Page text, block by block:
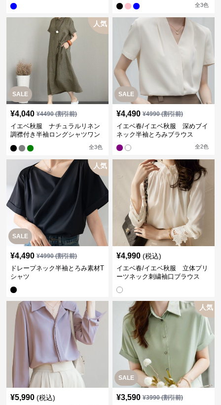
全3色
SALE
人気
¥4,040 ¥4490(割引前)
イエベ秋服 ナチュラルリネン
調襟付き半袖ロングシャツワン
全3色
SALE
¥4,490 ¥4990(割引前)
イエベ春/イエベ秋服 深めブイ
ネック半袖とろみブラウス
全2色
SALE
人気
¥4,490 ¥4990(割引前)
ドレープネック半袖とろみ素材T
シャツ
¥4,990 (税込)
イエベ春/イエベ秋服 立体プリ
ーツネック刺繍袖口ブラウス
¥5,990 (税込)
SALE
人気
¥3,590 ¥3990(割引前)